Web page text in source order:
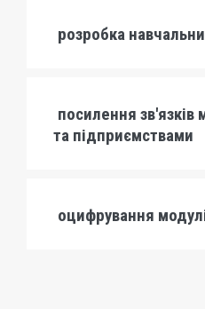
розробка
посилення зв'язків
та підприємствами
оцифрування